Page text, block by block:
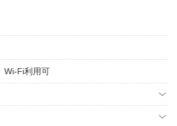
Wi-Fi利用可